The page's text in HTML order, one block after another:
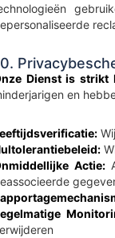
Dienst is strikt
en
Actie: